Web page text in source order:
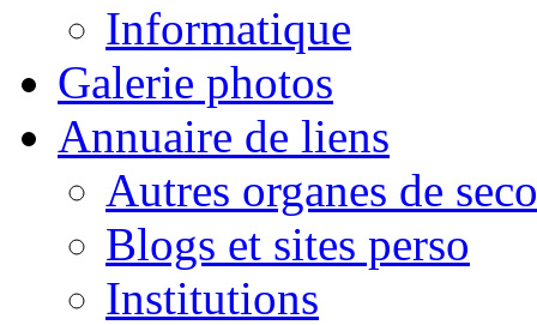
Informatique
Galerie photos
Annuaire de liens
Autres organes de
Blogs et sites perso
Institutions